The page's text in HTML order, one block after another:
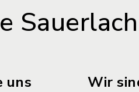
Sauerlach
uns Wir